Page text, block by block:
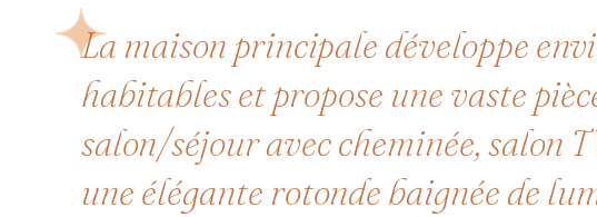
La maison principale développe
habitables et propose une vaste
salon/séjour avec cheminée, salon
une élégante rotonde baignée de